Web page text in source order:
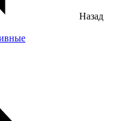
Назад